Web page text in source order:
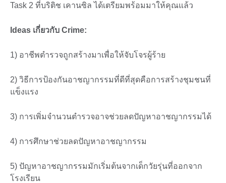
Task 2 ที่บริติช เคานซิล ได้เตรียมพร้อมมาให้คุณแล้ว
Ideas เกี่ยวกับ Crime:
1) อาชีพตำรวจถูกสร้างมาเพื่อให้จับโจรผู้ร้าย
2) วิธีการป้องกันอาชญากรรมที่ดีที่สุดคือการสร้างชุมชนที่
แข็งแรง
3) การเพิ่มจำนวนตำรวจอาจช่วยลดปัญหาอาชญากรรมได้
4) การศึกษาช่วยลดปัญหาอาชญากรรม
5) ปัญหาอาชญากรรมมักเริ่มต้นจากเด็กวัยรุ่นที่ออกจาก
โรงเรียน